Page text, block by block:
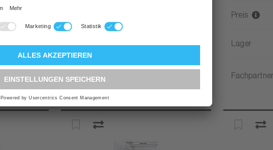
Lager
Fachpartner
Preis
Lager
Fachpartner